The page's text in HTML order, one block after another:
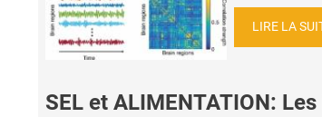
LIRE LA
SEL et ALIMENTATION: